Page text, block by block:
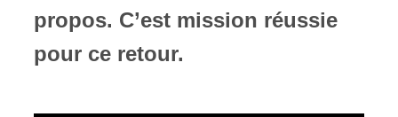
propos. C’est mission réussie
pour ce retour.